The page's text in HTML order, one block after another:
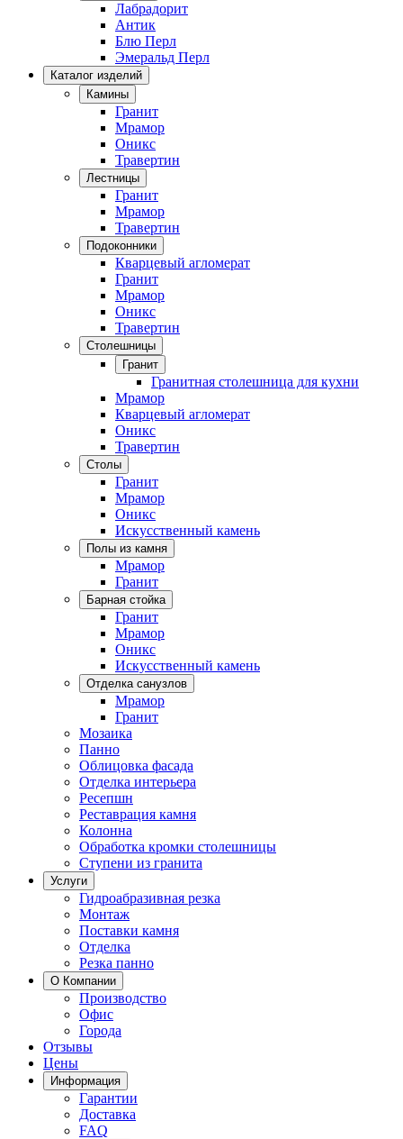
Лабрадорит
Антик
Блю Перл
Эмеральд Перл
Каталог изделий
Камины
Гранит
Мрамор
Оникс
Травертин
Лестницы
Гранит
Мрамор
Травертин
Подоконники
Кварцевый агломерат
Гранит
Мрамор
Оникс
Травертин
Столешницы
Гранит
Гранитная столешница для кухни
Мрамор
Кварцевый агломерат
Оникс
Травертин
Столы
Гранит
Мрамор
Оникс
Искусственный камень
Полы из камня
Мрамор
Гранит
Барная стойка
Гранит
Мрамор
Оникс
Искусственный камень
Отделка санузлов
Мрамор
Гранит
Мозаика
Панно
Облицовка фасада
Отделка интерьера
Ресепшн
Реставрация камня
Колонна
Обработка кромки столешницы
Ступени из гранита
Услуги
Гидроабразивная резка
Монтаж
Поставки камня
Отделка
Резка панно
О Компании
Производство
Офис
Города
Отзывы
Цены
Информация
Гарантии
Доставка
FAQ